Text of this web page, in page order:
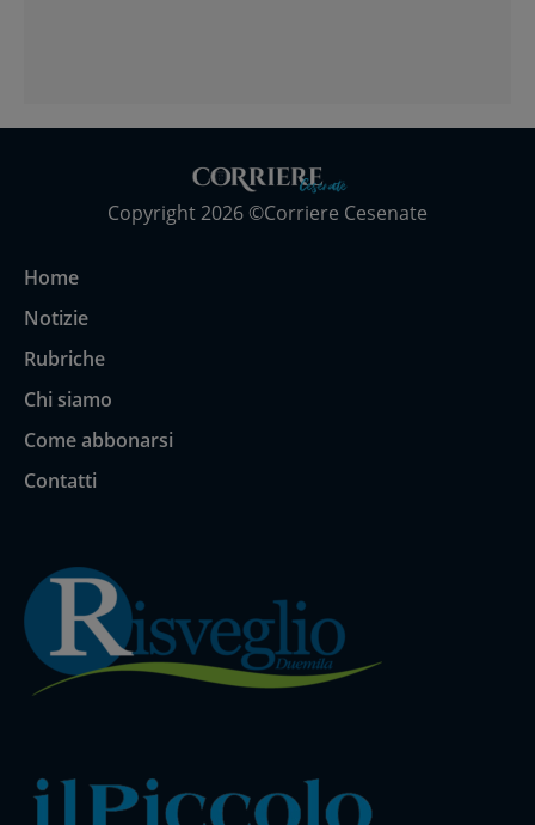
Copyright 2026 ©Corriere Cesenate
Home
Notizie
Rubriche
Chi siamo
Come abbonarsi
Contatti